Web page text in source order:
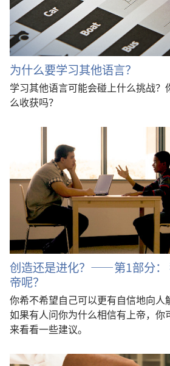
为什么要学习其他语言？
学习其他语言可能会碰上什么挑战
么收获吗？
创造还是进化？——第1部分：
帝呢？
你希不希望自己可以更有自信地向人
如果有人问你为什么相信有上帝，你
来看看一些建议。